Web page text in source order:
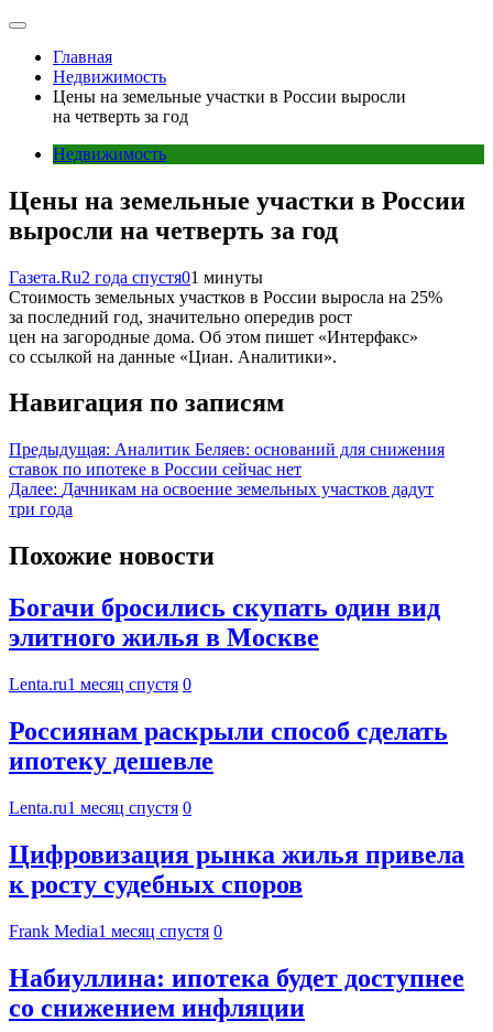
Главная
Недвижимость
Цены на земельные участки в России выросли
на четверть за год
Недвижимость
Цены на земельные участки в России
выросли на четверть за год
Газета.Ru2 года спустя01 минуты
Стоимость земельных участков в России выросла на 25%
за последний год, значительно опередив рост
цен на загородные дома. Об этом пишет «Интерфакс»
со ссылкой на данные «Циан. Аналитики».
Навигация по записям
Предыдущая: Аналитик Беляев: оснований для снижения
ставок по ипотеке в России сейчас нет
Далее: Дачникам на освоение земельных участков дадут
три года
Похожие новости
Богачи бросились скупать один вид
элитного жилья в Москве
Lenta.ru1 месяц спустя 0
Россиянам раскрыли способ сделать
ипотеку дешевле
Lenta.ru1 месяц спустя 0
Цифровизация рынка жилья привела
к росту судебных споров
Frank Media1 месяц спустя 0
Набиуллина: ипотека будет доступнее
со снижением инфляции